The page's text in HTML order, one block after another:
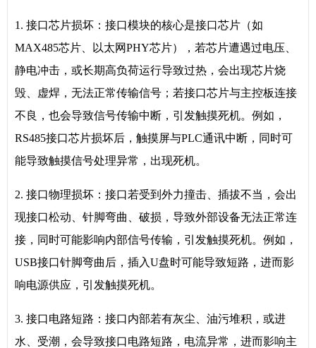
1. 接口芯片损坏：接口模块的核心是接口芯片（如
MAX485芯片、以太网PHY芯片），若芯片遭遇过电压、
静电冲击，或长期高负荷运行导致过热，会出现芯片烧
毁、虚焊，无法正常传输信号；若接口芯片与主控板连接
不良，也会导致信号传输中断，引发触摸死机。例如，
RS485接口芯片损坏后，触摸屏与PLC通讯中断，同时可
能导致触摸信号处理异常，出现死机。
2. 接口物理损坏：接口若受到外力撞击、插拔不当，会出
现接口松动、针脚弯曲、破损，导致外部设备无法正常连
接，同时可能影响内部信号传输，引发触摸死机。例如，
USB接口针脚弯曲后，插入U盘时可能导致短路，进而影
响电源供应，引发触摸死机。
3. 接口电路短路：接口内部若有灰尘、油污堆积，或进
水、受潮，会导致接口电路短路，电流异常，进而影响主